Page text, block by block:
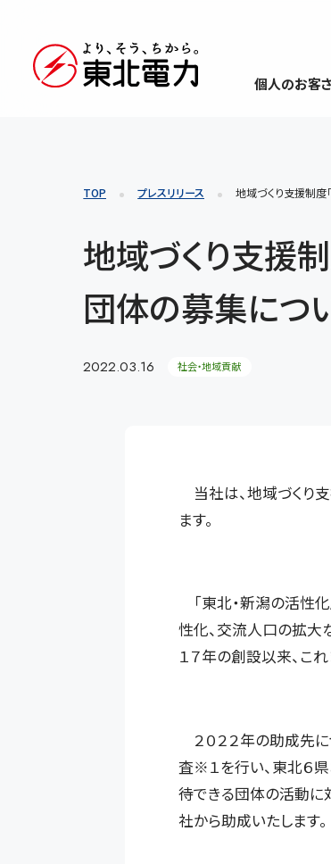
個人のお客
TOP プレスリリース 地域づくり支援制度
地域づくり支援
団体の募集につ
2022.03.16 社会・地域貢献
当社は、地域づくり
ます。
「東北・新潟の活性
性化、交流人口の拡大
１７年の創設以来、こ
２０２２年の助成先
査※１を行い、東北６
待できる団体の活動に
社から助成いたします。